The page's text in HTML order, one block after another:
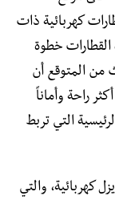
فإن هذا العرض يهدف إلى شراء 6 قطارات كهربائية ذات
خطوة
من المتوقع أن
راحة وأماناً
التي تربط
العرض شراء 12 قاطرة ديزل كهربائية، والتي